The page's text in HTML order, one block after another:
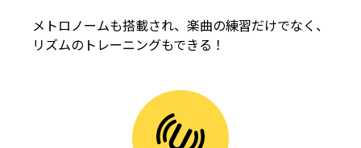
メトロノームも搭載され、楽曲の練習だけでなく、
リズムのトレーニングもできる！